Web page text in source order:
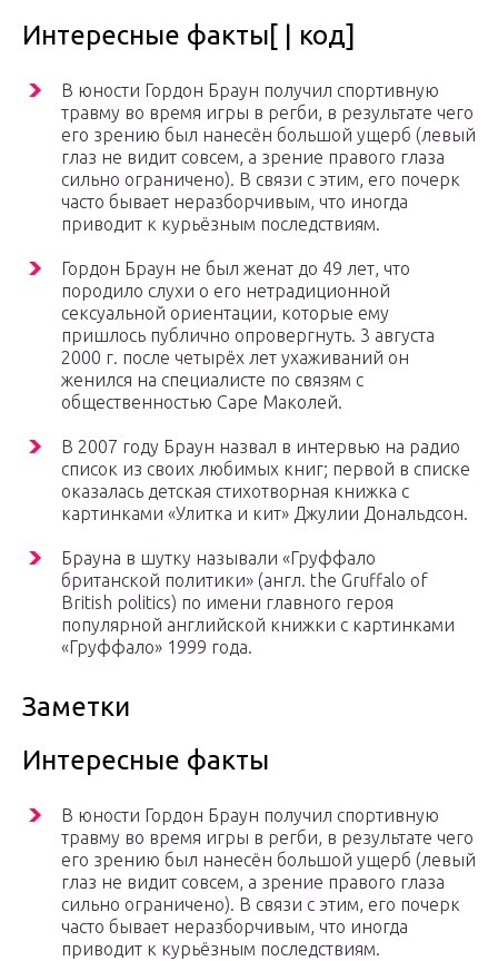
Интересные факты[ | код]
В юности Гордон Браун получил спортивную
травму во время игры в регби, в результате чего
его зрению был нанесён большой ущерб (левый
глаз не видит совсем, а зрение правого глаза
сильно ограничено). В связи с этим, его почерк
часто бывает неразборчивым, что иногда
приводит к курьёзным последствиям.
Гордон Браун не был женат до 49 лет, что
породило слухи о его нетрадиционной
сексуальной ориентации, которые ему
пришлось публично опровергнуть. 3 августа
2000 г. после четырёх лет ухаживаний он
женился на специалисте по связям с
общественностью Саре Маколей.
В 2007 году Браун назвал в интервью на радио
список из своих любимых книг; первой в списке
оказалась детская стихотворная книжка с
картинками «Улитка и кит» Джулии Дональдсон.
Брауна в шутку называли «Груффало
британской политики» (англ. the Gruffalo of
British politics) по имени главного героя
популярной английской книжки с картинками
«Груффало» 1999 года.
Заметки
Интересные факты
В юности Гордон Браун получил спортивную
травму во время игры в регби, в результате чего
его зрению был нанесён большой ущерб (левый
глаз не видит совсем, а зрение правого глаза
сильно ограничено). В связи с этим, его почерк
часто бывает неразборчивым, что иногда
приводит к курьёзным последствиям.